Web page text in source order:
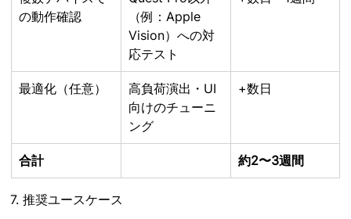
の動作確認
（例：Apple
Vision）への対
応テスト
最適化（任意）
高負荷演出・UI
向けのチューニ
ング
+数日
合計 約2〜3週間
7. 推奨ユースケース